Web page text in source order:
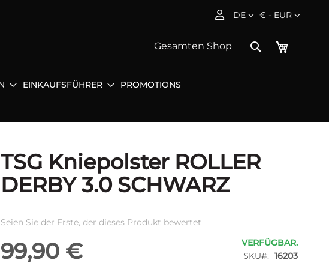
Währung
€ - EUR
Sprache
DE
Mein
Search
EINKAUFSFÜHRER PROMOTIONS
TSG Kniepolster ROLLER
DERBY 3.0 SCHWARZ
Seien Sie der Erste, der dieses Produkt bewertet
99,90 €
VERFÜGBAR.
SKU
16203